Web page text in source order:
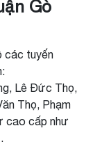
Gò
các tuyến
Lê Đức Thọ,
Thọ, Phạm
cao cấp như